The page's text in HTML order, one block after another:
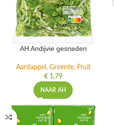
AH Andijvie gesneden
Aardappel, Groente, Fruit
€1,79
NAAR AH